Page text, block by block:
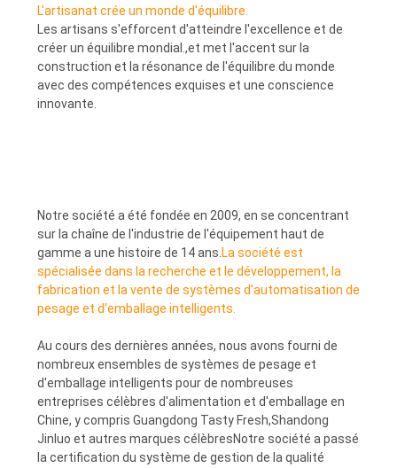
L'artisanat crée un monde d'équilibre.
Les artisans s'efforcent d'atteindre l'excellence et de
créer un équilibre mondial.,et met l'accent sur la
construction et la résonance de l'équilibre du monde
avec des compétences exquises et une conscience
innovante.
Notre société a été fondée en 2009, en se concentrant
sur la chaîne de l'industrie de l'équipement haut de
gamme a une histoire de 14 ans.La société est
spécialisée dans la recherche et le développement, la
fabrication et la vente de systèmes d'automatisation de
pesage et d'emballage intelligents.
Au cours des dernières années, nous avons fourni de
nombreux ensembles de systèmes de pesage et
d'emballage intelligents pour de nombreuses
entreprises célèbres d'alimentation et d'emballage en
Chine, y compris Guangdong Tasty Fresh,Shandong
Jinluo et autres marques célèbresNotre société a passé
la certification du système de gestion de la qualité